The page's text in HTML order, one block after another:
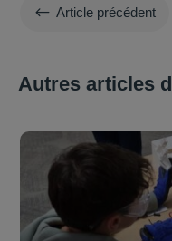
# Article précédent
Autres articles